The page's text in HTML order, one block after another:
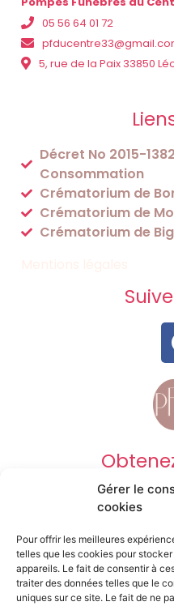
Gérer le
cookies
Pour offrir les meilleures
telles que les cookies pour
appareils. Le fait de consentir à
traiter des données telles que le
uniques sur ce site. Le fait de ne
05 56 64 01 72
5, rue de la Paix 33850
Décret No 2015-
Consommation
Crématorium de
Crématorium de
Crématorium de
DEVIS
DEVIS